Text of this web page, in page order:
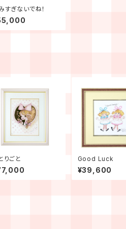
すぎないでね！
りごと Good Luck
¥39,600